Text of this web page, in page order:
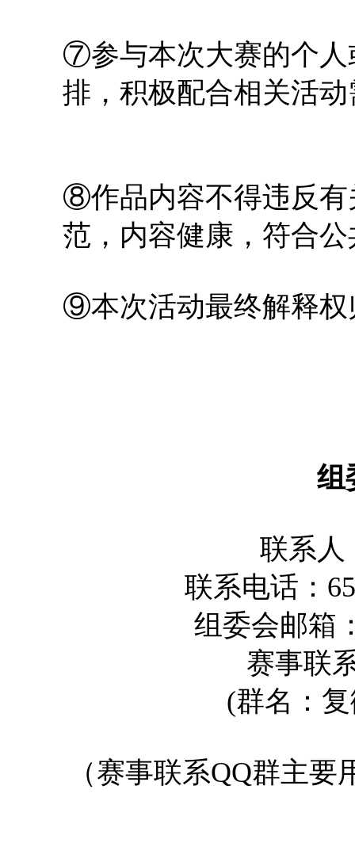
⑦参与本次大赛的个人
排，积极配合相关活
⑧作品内容不得违反有
范，内容健康，符合
⑨本次活动最终解释权
组
联系人
联系电话：
组委会邮箱
赛事联
(群名：
（赛事联系QQ群主